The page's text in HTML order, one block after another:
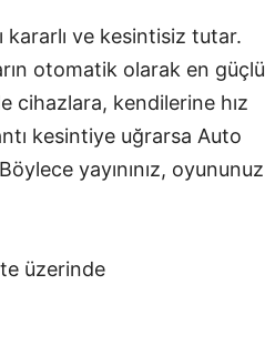
kararlı ve kesintisiz tutar.
otomatik olarak en güçlü
cihazlara, kendilerine hız
kesintiye uğrarsa Auto
yayınınız, oyununuz
üzerinde